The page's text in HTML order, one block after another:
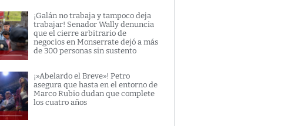
¡Galán no trabaja y tampoco deja
trabajar! Senador Wally denuncia
que el cierre arbitrario de
negocios en Monserrate dejó a más
de 300 personas sin sustento
¡»Abelardo el Breve»! Petro
asegura que hasta en el entorno de
Marco Rubio dudan que complete
los cuatro años